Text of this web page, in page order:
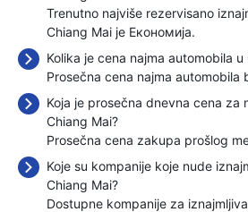
Trenutno najviše rezervisano
Chiang Mai je Економија.
Kolika je cena najma automobila u
Prosečna cena najma automobila
Koja je prosečna dnevna cena za
Chiang Mai?
Prosečna cena zakupa prošlog
Koje su kompanije koje nude
Chiang Mai?
Dostupne kompanije za